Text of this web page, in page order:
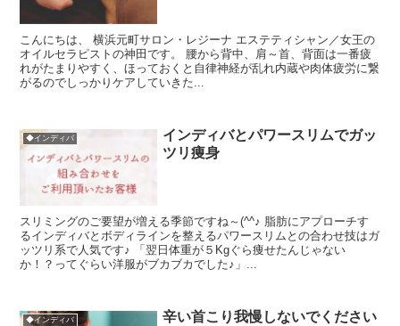
こんにちは、 横浜元町サロン・レジーナ エステティシャン／女王の
オイルセラピストの神田です。 腰から背中、肩～首、背面は一番疲
れがたまりやすく、ほっておくと自律神経が乱れ内蔵や肉体疲労に繋
がるのでしっかりケアしていきた...
◆インディバ
インディバとパワースリムでガッ
ツリ痩身
スリミングのご要望が増える季節ですね～(^^♪ 脂肪にアプローチす
るインディバとボディラインを整えるパワースリムとの合わせ技はガ
ッツリ系で人気です♪ 「翌日体重が５Kgぐら痩せたんじゃない
か！？ってぐらい洋服がブカブカでした♪」...
◆インディバ 辛い首こり我慢しないでください